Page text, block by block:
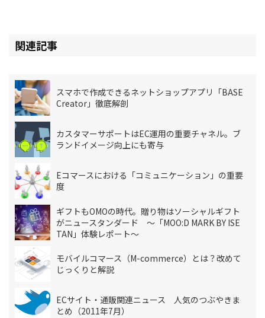
関連記事
スマホで作成できるネットショップアプリ「BASE
Creator」徹底解剖
カスタマーサポートはEC運用の重要チャネル。ブ
ランドイメージ向上にも寄与
Eコマースにおける「コミュニケーション」の重要
度
ギフトもOMOの時代。贈り物はソーシャルギフト
がニュースタンダード 〜「MOO:D MARK BY ISE
TAN」体験レポート〜
モバイルコマース（M-commerce）とは？改めて
じっくりと解説
ECサイト・通販関連ニュース 人気のつぶやきま
とめ（2011年7月）